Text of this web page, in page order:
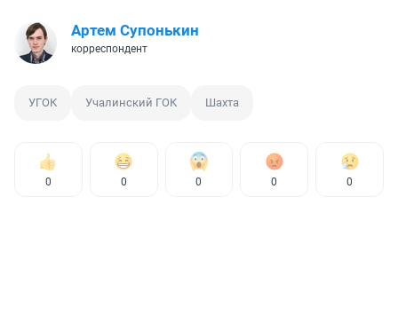
Артем Супонькин
корреспондент
УГОК Учалинский ГОК Шахта
0 0 0 0 0